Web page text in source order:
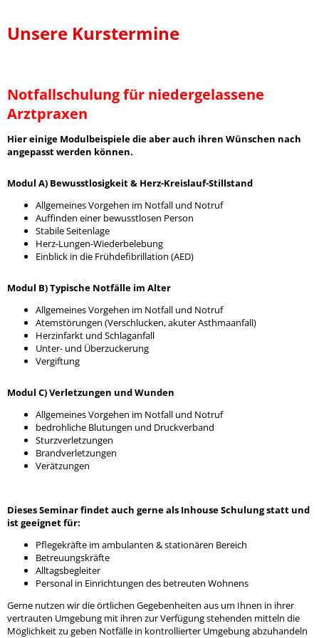
Unsere Kurstermine
Notfallschulung für niedergelassene
Arztpraxen
Hier einige Modulbeispiele die aber auch ihren Wünschen nach
angepasst werden können.
Modul A) Bewusstlosigkeit & Herz-Kreislauf-Stillstand
Allgemeines Vorgehen im Notfall und Notruf
Auffinden einer bewusstlosen Person
Stabile Seitenlage
Herz-Lungen-Wiederbelebung
Einblick in die Frühdefibrillation (AED)
Modul B) Typische Notfälle im Alter
Allgemeines Vorgehen im Notfall und Notruf
Atemstörungen (Verschlucken, akuter Asthmaanfall)
Herzinfarkt und Schlaganfall
Unter- und Überzuckerung
Vergiftung
Modul C) Verletzungen und Wunden
Allgemeines Vorgehen im Notfall und Notruf
bedrohliche Blutungen und Druckverband
Sturzverletzungen
Brandverletzungen
Verätzungen
Dieses Seminar findet auch gerne als Inhouse Schulung statt und
ist geeignet für:
Pflegekräfte im ambulanten & stationären Bereich
Betreuungskräfte
Alltagsbegleiter
Personal in Einrichtungen des betreuten Wohnens
Gerne nutzen wir die örtlichen Gegebenheiten aus um Ihnen in ihrer
vertrauten Umgebung mit ihren zur Verfügung stehenden mitteln die
Möglichkeit zu geben Notfälle in kontrollierter Umgebung abzuhandeln